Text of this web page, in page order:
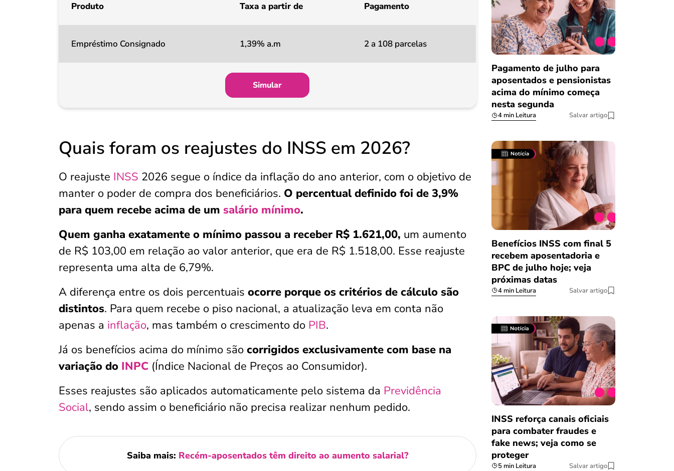
Produto Taxa a partir de Pagamento
Empréstimo Consignado 1,39% a.m 2 a 108 parcelas
Simular
Quais foram os reajustes do INSS em 2026?
O reajuste INSS 2026 segue o índice da inflação do ano anterior, com o objetivo de
manter o poder de compra dos beneficiários. O percentual definido foi de 3,9%
para quem recebe acima de um salário mínimo.
Quem ganha exatamente o mínimo passou a receber R$ 1.621,00, um aumento
de R$ 103,00 em relação ao valor anterior, que era de R$ 1.518,00. Esse reajuste
representa uma alta de 6,79%.
A diferença entre os dois percentuais ocorre porque os critérios de cálculo são
distintos. Para quem recebe o piso nacional, a atualização leva em conta não
apenas a inflação, mas também o crescimento do PIB.
Já os benefícios acima do mínimo são corrigidos exclusivamente com base na
variação do INPC (Índice Nacional de Preços ao Consumidor).
Esses reajustes são aplicados automaticamente pelo sistema da Previdência
Social, sendo assim o beneficiário não precisa realizar nenhum pedido.
Saiba mais: Recém-aposentados têm direito ao aumento salarial?
Salvar Ferramenta
Pagamento de julho para
aposentados e pensionistas
acima do mínimo começa
nesta segunda
4 min Leitura Salvar artigo
Benefícios INSS com final 5
recebem aposentadoria e
BPC de julho hoje; veja
próximas datas
4 min Leitura Salvar artigo
INSS reforça canais oficiais
para combater fraudes e
fake news; veja como se
proteger
5 min Leitura Salvar artigo